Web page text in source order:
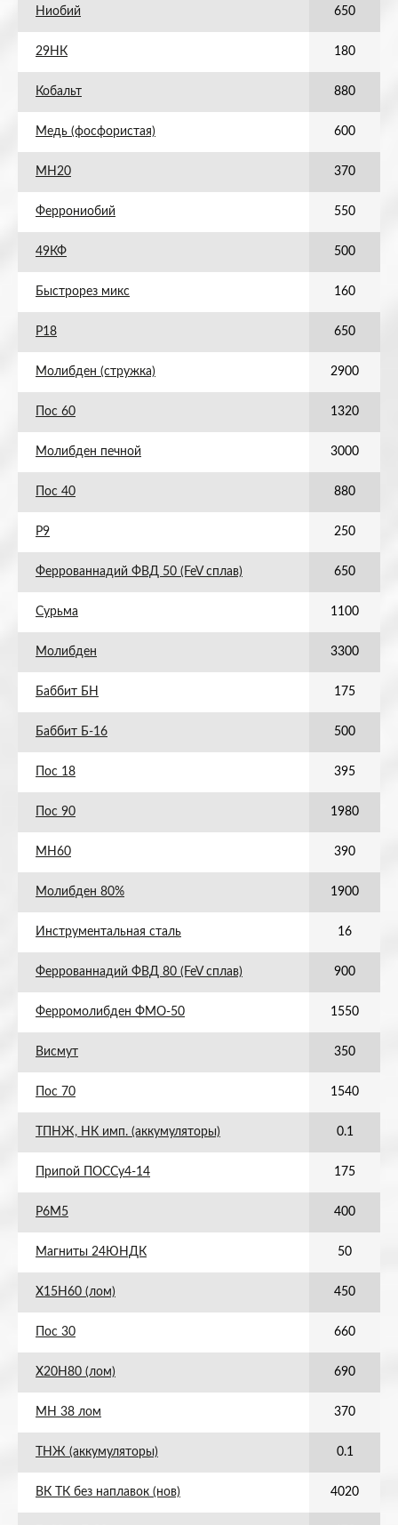
Ниобий 650
29НК 180
Кобальт 880
Медь (фосфористая) 600
МН20 370
Феррониобий 550
49КФ 500
Быстрорез микс 160
Р18 650
Молибден (стружка) 2900
Пос 60 1320
Молибден печной 3000
Пос 40 880
Р9 250
Феррованнадий ФВД 50 (FeV сплав) 650
Сурьма 1100
Молибден 3300
Баббит БН 175
Баббит Б-16 500
Пос 18 395
Пос 90 1980
МН60 390
Молибден 80% 1900
Инструментальная сталь 16
Феррованнадий ФВД 80 (FeV сплав) 900
Ферромолибден ФМО-50 1550
Висмут 350
Пос 70 1540
ТПНЖ, НК имп. (аккумуляторы) 0.1
Припой ПОССу4-14 175
Р6М5 400
Магниты 24ЮНДК 50
Х15Н60 (лом) 450
Пос 30 660
Х20Н80 (лом) 690
МН 38 лом 370
ТНЖ (аккумуляторы) 0.1
ВК ТК без наплавок (нов) 4020